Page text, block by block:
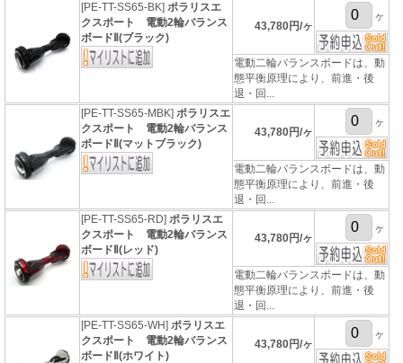
[PE-TT-SS65-BK]ポラリスエ
クスポート 電動2輪バランス
ボードⅡ(ブラック)
43,780円/ヶ
ヶ
電動二輪バランスボードは、動
態平衡原理により、前進・後
退・回...
[PE-TT-SS65-MBK]ポラリスエ
クスポート 電動2輪バランス
ボードⅡ(マットブラック)
43,780円/ヶ
ヶ
電動二輪バランスボードは、動
態平衡原理により、前進・後
退・回...
[PE-TT-SS65-RD]ポラリスエ
クスポート 電動2輪バランス
ボードⅡ(レッド)
43,780円/ヶ
ヶ
電動二輪バランスボードは、動
態平衡原理により、前進・後
退・回...
[PE-TT-SS65-WH]ポラリスエ
クスポート 電動2輪バランス
ボードⅡ(ホワイト)
43,780円/ヶ
ヶ